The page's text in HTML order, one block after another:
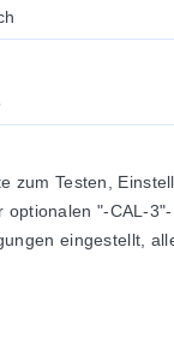
Testen,
"-CAL-
eingestellt,